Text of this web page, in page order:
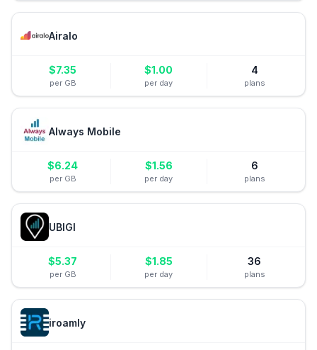
Airalo
$7.35
per GB
$1.00
per day
4
plans
Always Mobile
$6.24
per GB
$1.56
per day
6
plans
UBIGI
$5.37
per GB
$1.85
per day
36
plans
iroamly